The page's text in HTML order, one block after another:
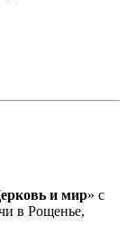
и мир» с
в Рощенье,